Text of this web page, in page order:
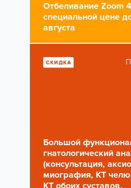
Отбеливание Zoom
специальной цене
августа
Большой
гнатологический
(консультация,
миография, КТ
КТ обоих суставов,